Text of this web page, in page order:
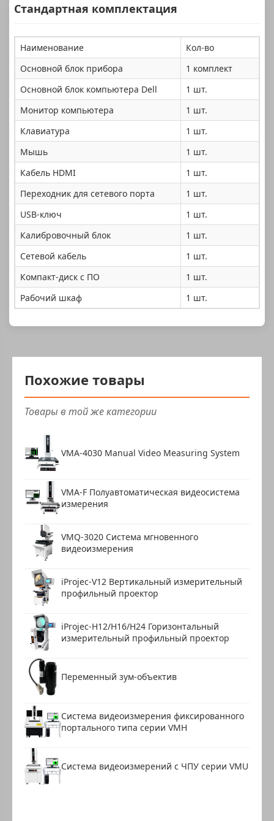
Стандартная комплектация
Наименование
Кол-во
Основной блок прибора
1 комплект
Основной блок компьютера Dell
1 шт.
Монитор компьютера
1 шт.
Клавиатура
1 шт.
Мышь
1 шт.
Кабель HDMI
1 шт.
Переходник для сетевого порта
1 шт.
USB-ключ
1 шт.
Калибровочный блок
1 шт.
Сетевой кабель
1 шт.
Компакт-диск с ПО
1 шт.
Рабочий шкаф
1 шт.
Похожие товары
Товары в той же категории
VMA-4030 Manual Video Measuring System
VMA-F Полуавтоматическая видеосистема
измерения
VMQ-3020 Система мгновенного
видеоизмерения
iProjec-V12 Вертикальный измерительный
профильный проектор
iProjec-H12/H16/H24 Горизонтальный
измерительный профильный проектор
Переменный зум-объектив
Система видеоизмерения фиксированного
портального типа серии VMH
Система видеоизмерений с ЧПУ серии VMU